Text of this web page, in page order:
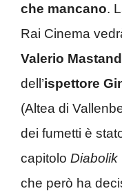
che mancano.
Rai Cinema
Valerio
dell’ispettore
(Altea di
dei fumetti è
capitolo Diabolik
che però ha